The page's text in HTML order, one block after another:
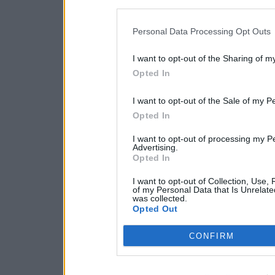
Personal Data Processing Opt Outs
I want to opt-out of the Sharing of
Opted In
I want to opt-out of the Sale of my
Opted In
I want to opt-out of processing my
Advertising.
Opted In
I want to opt-out of Collection, Use,
of my Personal Data that Is
was collected.
Opted Out
CONFIRM